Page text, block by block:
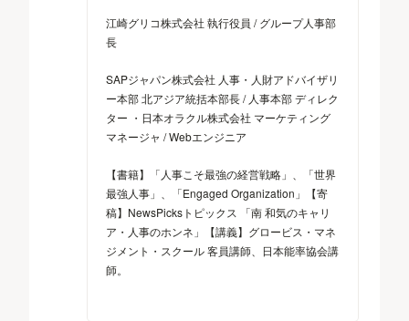
江崎グリコ株式会社 執行役員 / グループ人事部
長
SAPジャパン株式会社 人事・人財アドバイザリ
ー本部 北アジア統括本部長 / 人事本部 ディレク
ター ・日本オラクル株式会社 マーケティング
マネージャ / Webエンジニア
【書籍】「人事こそ最強の経営戦略」、「世界
最強人事」、「Engaged Organization」【寄
稿】NewsPicksトピックス 「南 和気のキャリ
ア・人事のホンネ」【講義】グロービス・マネ
ジメント・スクール 客員講師、日本能率協会講
師。